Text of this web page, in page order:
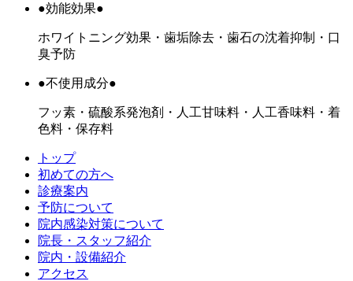
●効能効果●
ホワイトニング効果・歯垢除去・歯石の沈着抑制・口
臭予防
●不使用成分●
フッ素・硫酸系発泡剤・人工甘味料・人工香味料・着
色料・保存料
トップ
初めての方へ
診療案内
予防について
院内感染対策について
院長・スタッフ紹介
院内・設備紹介
アクセス